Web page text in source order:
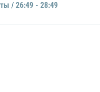
/ 26:49 - 28:49